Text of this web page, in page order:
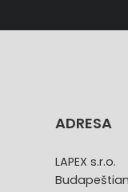
ADRESA
LAPEX s.r.o.